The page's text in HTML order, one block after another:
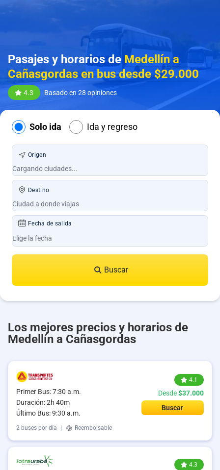
Pasajes y horarios de Medellín a
Cañasgordas en bus desde $29.000
4.3 Basado en 28 opiniones
Solo ida Ida y regreso
Origen
Destino
Fecha de salida
Buscar
Los mejores precios y horarios de
Medellín a Cañasgordas
Primer Bus: 7:30 a.m.
Duración: 2h 40m
Último Bus: 9:30 a.m.
4.1
Desde$37.000
Buscar
2 buses por día Reembolsable
4.3